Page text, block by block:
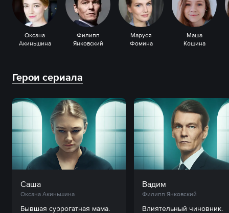
Оксана
Акиньшина
Филипп
Янковский
Маруся
Фомина
Маша
Кошина
Герои сериала
Саша
Оксана Акиньшина
Бывшая суррогатная мама.
Вадим
Филипп Янковский
Влиятельный чиновник.